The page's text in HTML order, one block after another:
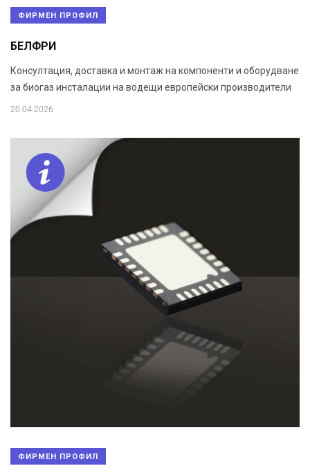
ФИРМЕН ПРОФИЛ
БЕЛФРИ
Консултация, доставка и монтаж на компоненти и оборудване
за биогаз инсталации на водещи европейски производители
20.04.2026
ФИРМЕН ПРОФИЛ